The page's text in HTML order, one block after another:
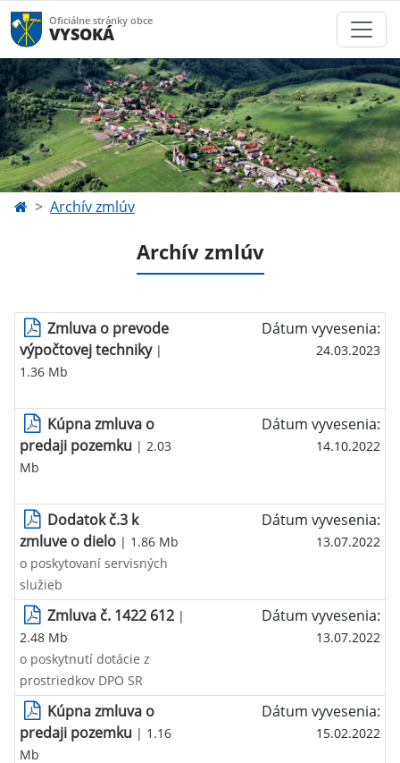
Oficiálne stránky obce
VYSOKÁ
Archív zmlúv
Archív zmlúv
Zmluva o prevode
výpočtovej techniky|
1.36 Mb
Dátum vyvesenia:
24.03.2023
Kúpna zmluva o
predaji pozemku | 2.03
Mb
Dátum vyvesenia:
14.10.2022
Dodatok č.3 k
zmluve o dielo | 1.86 Mb
Dátum vyvesenia:
13.07.2022
o poskytovaní servisných
služieb
Zmluva č. 1422 612 |
2.48 Mb
Dátum vyvesenia:
13.07.2022
o poskytnutí dotácie z
prostriedkov DPO SR
Kúpna zmluva o
predaji pozemku | 1.16
Mb
Dátum vyvesenia:
15.02.2022